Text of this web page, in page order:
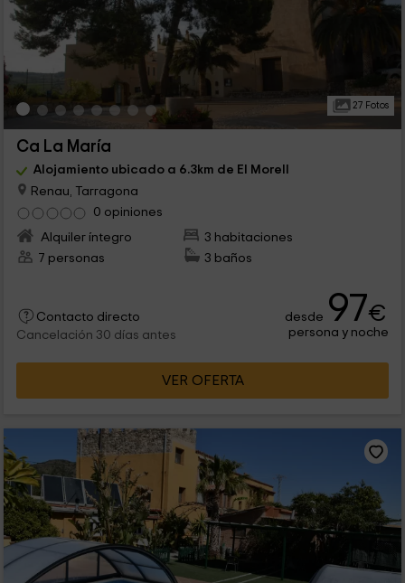
27 Fotos
Ca La María
Alojamiento ubicado a 6.3km de El Morell
Renau, Tarragona
0 opiniones
Alquiler íntegro
3 habitaciones
7 personas
3 baños
Contacto directo
Cancelación 30 días antes
desde 97€
persona y noche
VER OFERTA